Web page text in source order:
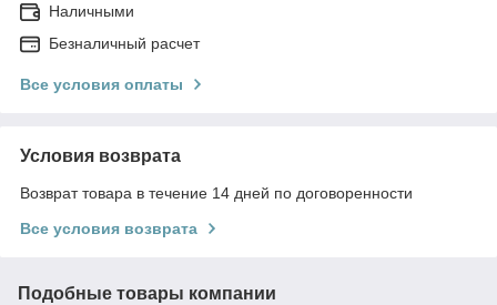
Наличными
Безналичный расчет
Все условия оплаты
Условия возврата
Возврат товара в течение 14 дней по договоренности
Все условия возврата
Подобные товары компании